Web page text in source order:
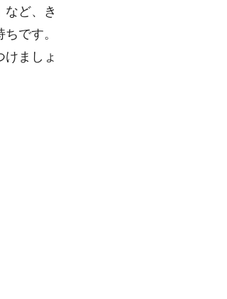
など、き
です。
ましょ